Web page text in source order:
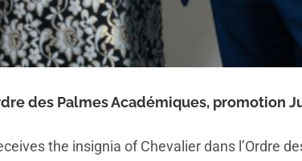
des Palmes Académiques, promotion
the insignia of Chevalier dans l’Ordre